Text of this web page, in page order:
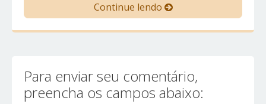
Continue lendo
Para enviar seu comentário,
preencha os campos abaixo: